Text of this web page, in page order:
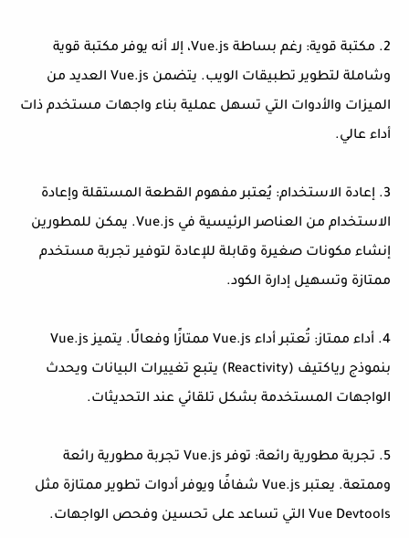
2. مكتبة قوية: رغم بساطة Vue.js، إلا أنه يوفر مكتبة قوية
وشاملة لتطوير تطبيقات الويب. يتضمن Vue.js العديد من
الميزات والأدوات التي تسهل عملية بناء واجهات مستخدم ذات
أداء عالي.
3. إعادة الاستخدام: يُعتبر مفهوم القطعة المستقلة وإعادة
الاستخدام من العناصر الرئيسية في Vue.js. يمكن للمطورين
إنشاء مكونات صغيرة وقابلة للإعادة لتوفير تجربة مستخدم
ممتازة وتسهيل إدارة الكود.
4. أداء ممتاز: تُعتبر أداء Vue.js ممتازًا وفعالًا. يتميز Vue.js
بنموذج رياكتيف (Reactivity) يتبع تغييرات البيانات ويحدث
الواجهات المستخدمة بشكل تلقائي عند التحديثات.
5. تجربة مطورية رائعة: توفر Vue.js تجربة مطورية رائعة
وممتعة. يعتبر Vue.js شفافًا ويوفر أدوات تطوير ممتازة مثل
Vue Devtools التي تساعد على تحسين وفحص الواجهات.